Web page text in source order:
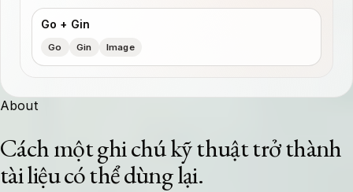
Go + Gin
Go Gin Image
About
Cách một ghi chú kỹ thuật trở thành
tài liệu có thể dùng lại.